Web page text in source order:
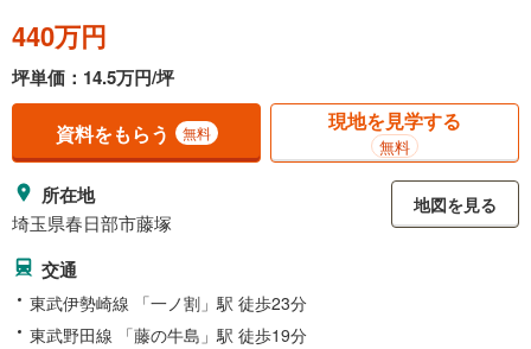
440万円
坪単価：14.5万円/坪
資料をもらう 無料 現地を見学する
無料
所在地
埼玉県春日部市藤塚
地図を見る
交通
東武伊勢崎線 「一ノ割」駅 徒歩23分
東武野田線 「藤の牛島」駅 徒歩19分